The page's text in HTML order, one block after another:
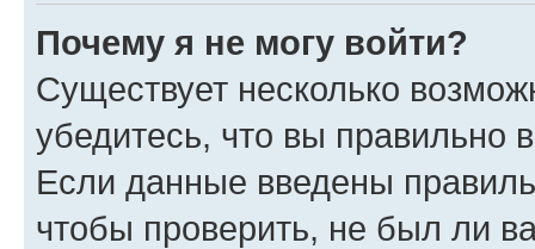
Почему я не могу войти?
Существует несколько
убедитесь, что вы правильно
Если данные введены
чтобы проверить, не был ли